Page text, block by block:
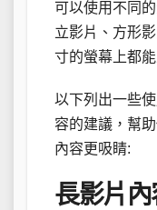
可以使用不同
立影片、方形
寸的螢幕上都
以下列出一些
容的建議，幫
內容更吸睛:
長影片